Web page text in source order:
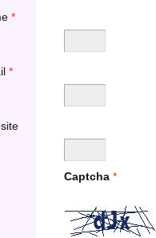
*
*
Captcha *